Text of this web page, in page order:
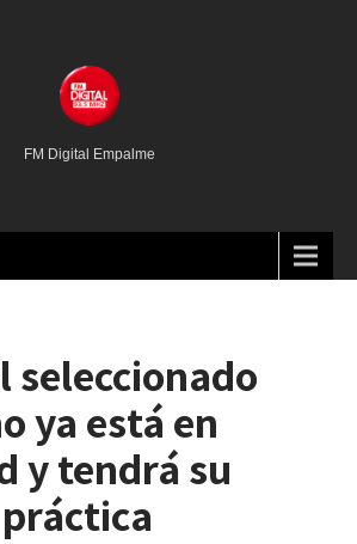
FM Digital Empalme
seleccionado
ya está en
y tendrá su